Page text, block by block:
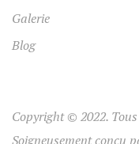
Galerie
Blog
Copyright © 2022.
Soigneusement conçu